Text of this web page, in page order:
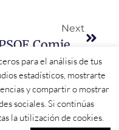
Next
El PSOE Comienza Su Campaña Fuerte, Unido, Cohesionado Y Con Candidaturas En Todos Los Municipios De Salamanca Para Teñir De Rojo La Provincia
para el análisis de tus
estadísticos, mostrarte
y compartir o mostrar
sociales. Si continúas
la utilización de cookies.